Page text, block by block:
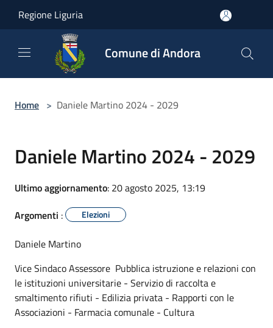
Regione Liguria
Comune di Andora
Home > Daniele Martino 2024 - 2029
Daniele Martino 2024 - 2029
Ultimo aggiornamento: 20 agosto 2025, 13:19
Argomenti : Elezioni
Daniele Martino
Vice Sindaco Assessore Pubblica istruzione e relazioni con
le istituzioni universitarie - Servizio di raccolta e
smaltimento rifiuti - Edilizia privata - Rapporti con le
Associazioni - Farmacia comunale - Cultura